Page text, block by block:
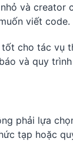
và creator
viết code.
cho tác vụ
và quy
phải lựa
tạp hoặc